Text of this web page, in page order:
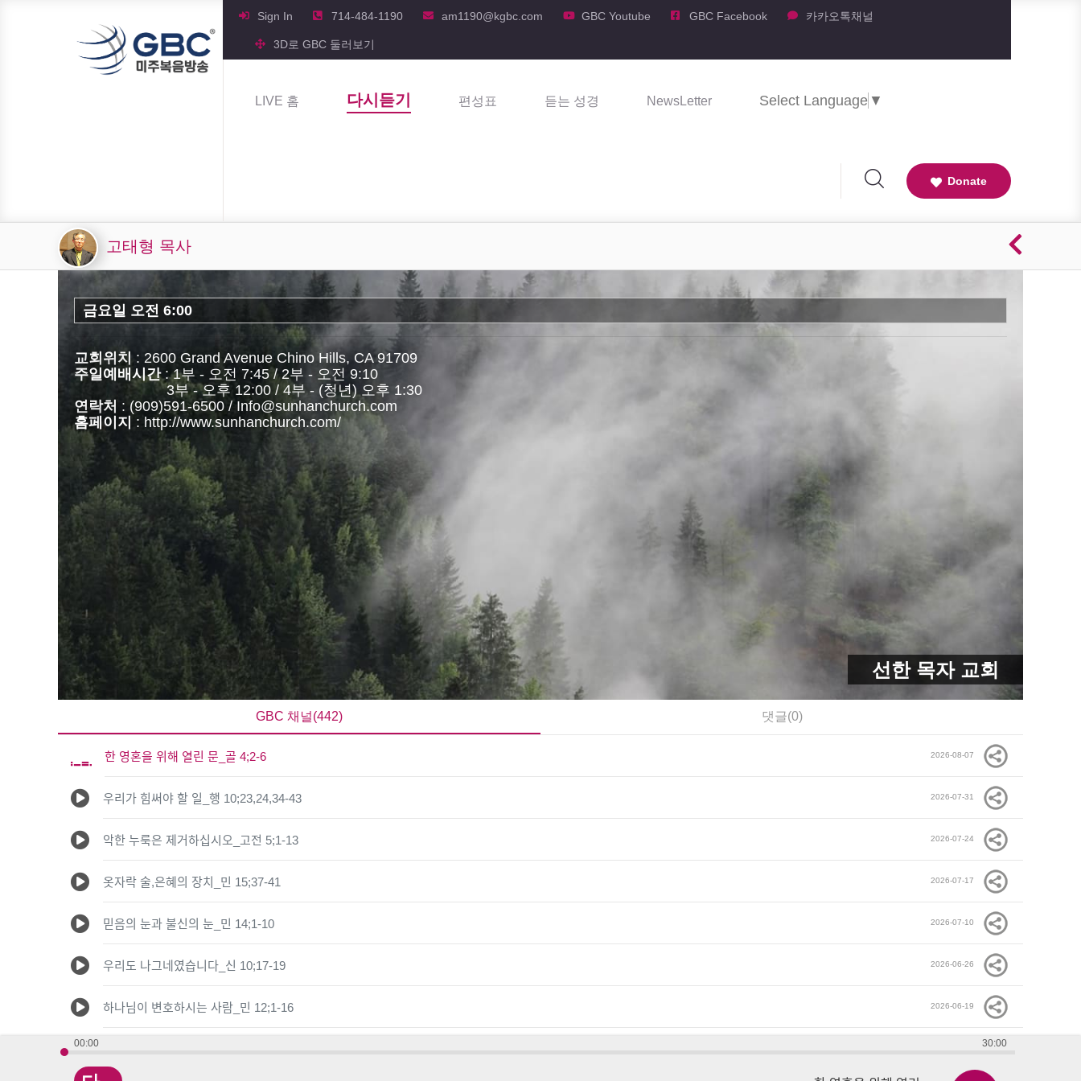
Sign In 714-484-1190 am1190@kgbc.com GBC Youtube GBC Facebook 카카오톡채널
3D로 GBC 둘러보기
LIVE 홈 다시듣기 편성표 듣는 성경 NewsLetter Select Language ▼
Donate
00:00 30:00
고태형 목사
선한 목자 교회
금요일 오전 6:00
교회위치 : 2600 Grand Avenue Chino Hills, CA 91709
주일예배시간: 1부 - 오전 7:45 / 2부 - 오전 9:10
3부 - 오후 12:00 / 4부 - (청년) 오후 1:30
연락처 : (909)591-6500 / Info@sunhanchurch.com
홈페이지 : http://www.sunhanchurch.com/
GBC 채널(442) 댓글(0)
한 영혼을 위해 열린 문_골 4;2-6 2026-08-07
우리가 힘써야 할 일_행 10;23,24,34-43 2026-07-31
악한 누룩은 제거하십시오_고전 5;1-13 2026-07-24
옷자락 술,은혜의 장치_민 15;37-41 2026-07-17
믿음의 눈과 불신의 눈_민 14;1-10 2026-07-10
우리도 나그네였습니다_신 10;17-19 2026-06-26
하나님이 변호하시는 사람_민 12;1-16 2026-06-19